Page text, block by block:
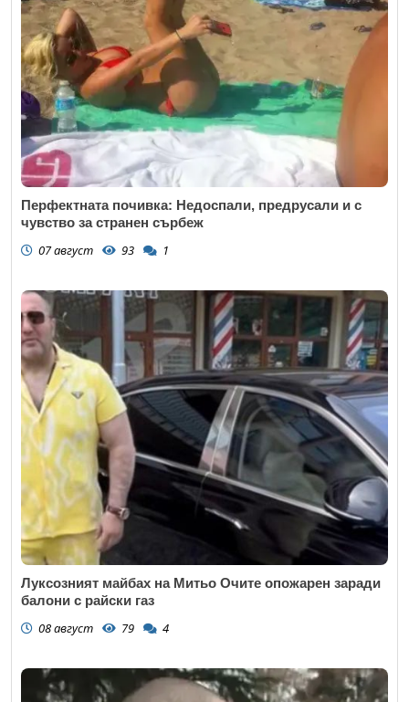
Перфектната почивка: Недоспали, предрусали и с
чувство за странен сърбеж
07 август 93 1
Луксозният майбах на Митьо Очите опожарен заради
балони с райски газ
08 август 79 4